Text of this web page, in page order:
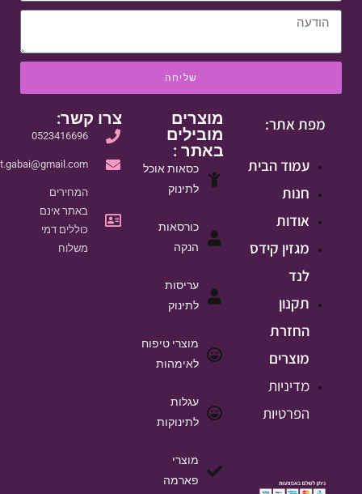
שליחה
מפת אתר:
עמוד הבית
חנות
אודות
מגזין קידס
לנד
תקנון
החזרת
מוצרים
מדיניות
הפרטיות
מוצרים
מובילים
באתר :
כסאות אוכל
לתינוק
כורסאות
הנקה
עריסות
לתינוק
מוצרי טיפוח
לאימהות
עגלות
לתינוקות
מוצרי
פארמה
צרו קשר:
0523416696
המחירים
באתר אינם
כוללים דמי
משלוח